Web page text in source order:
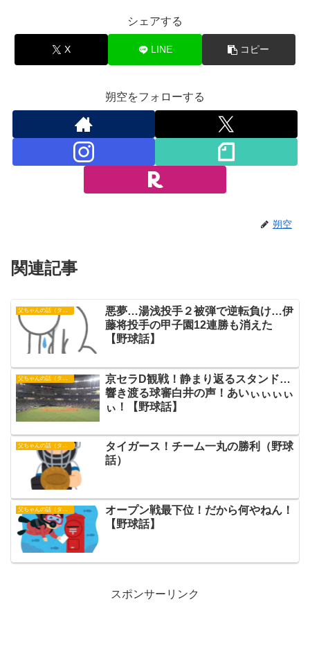
シェアする
X LINE コピー
朔空をフォローする
朔空
関連記事
父ちゃんの話（タイガース）
悪夢…湯浅投手２被弾で逆転負け…伊
藤将投手の甲子園12連勝も消えた
【野球話】
京セラD観戦！静まり返るスタンド…
響き渡る球審白井の声！あいぃぃぃぃ
ぃ！【野球話】
父ちゃんの話（タイガース）
タイガース！チーム一丸の勝利（野球
話）
父ちゃんの話（タイガース）
オープン戦最下位！だから何やねん！
【野球話】
スポンサーリンク